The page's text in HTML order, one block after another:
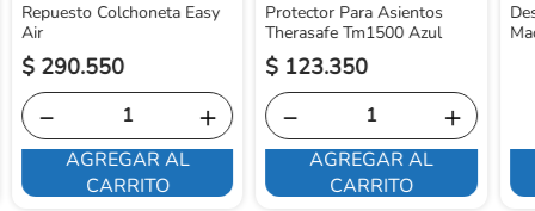
Repuesto Colchoneta Easy
Air
$ 290.550
＋
－
AGREGAR AL
CARRITO
Protector Para Asientos
Therasafe Tm1500 Azul
$ 123.350
＋
－
AGREGAR AL
CARRITO